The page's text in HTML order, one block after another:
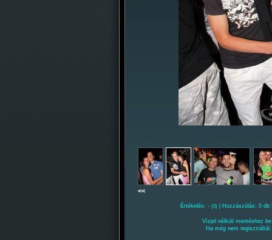
<<
Értékelés: - (0) | Hozzászólás: 0
Vízjel nélküli mentéshez
Ha még nem